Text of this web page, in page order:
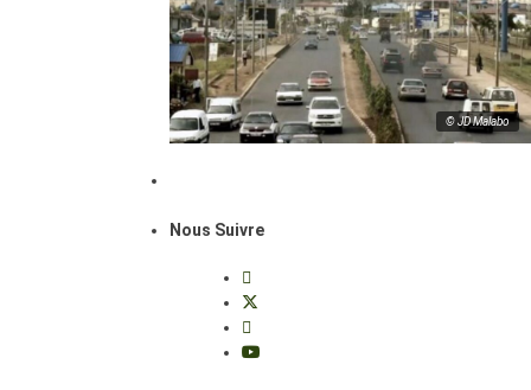
© JD Malabo
Nous Suivre